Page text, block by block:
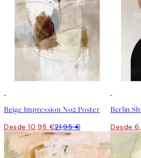
Beige Impression No2 Poster
Desde 10,98 €21,95 €
Berlin
Desde